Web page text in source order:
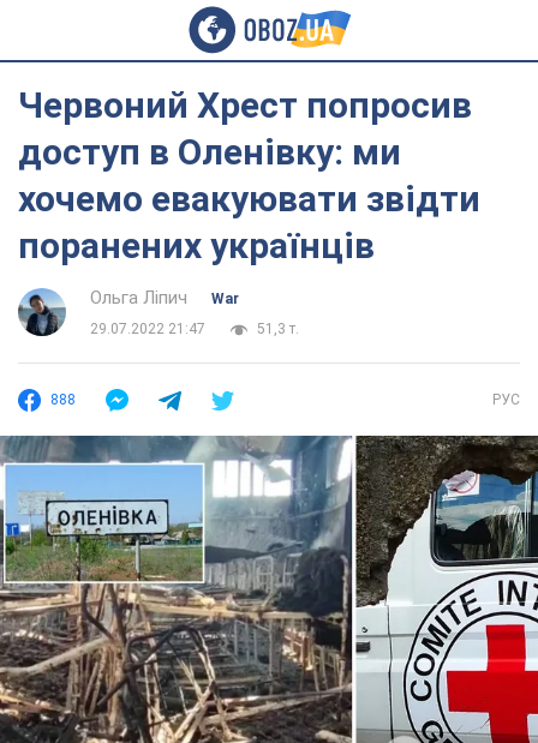
Червоний Хрест попросив
доступ в Оленівку: ми
хочемо евакуювати звідти
поранених українців
Ольга Ліпич
War
29.07.2022 21:47
51,3 т.
888 РУС